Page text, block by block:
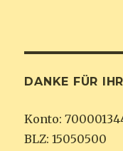
DANKE FÜR
Konto:
BLZ: 15050500